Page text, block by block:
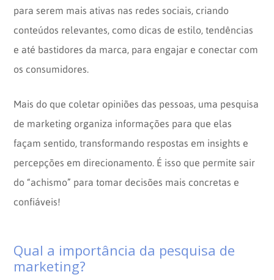
para serem mais ativas nas redes sociais, criando
conteúdos relevantes, como dicas de estilo, tendências
e até bastidores da marca, para engajar e conectar com
os consumidores.
Mais do que coletar opiniões das pessoas, uma pesquisa
de marketing organiza informações para que elas
façam sentido, transformando respostas em insights e
percepções em direcionamento. É isso que permite sair
do “achismo” para tomar decisões mais concretas e
confiáveis!
Qual a importância da pesquisa de
marketing?